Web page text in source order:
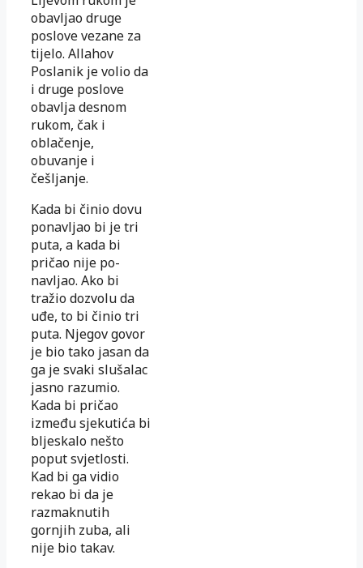
obavljao druge
poslove vezane za
tijelo. Allahov
Poslanik je volio da
i druge poslove
obavlja des­nom
rukom, čak i
oblačenje,
obuvanje i
češljanje.
Kada bi činio dovu
ponavljao bi je tri
puta, a kada bi
pričao nije po­
navljao. Ako bi
tražio dozvolu da
uđe, to bi činio tri
puta. Nje­gov govor
je bio tako jasan da
ga je svaki slušalac
jasno razumio.
Kada bi pričao
između sjekutića bi
bljeskalo nešto
poput svjetlosti.
Kad bi ga vidio
rekao bi da je
razmaknutih
gornjih zuba, ali
nije bio takav.